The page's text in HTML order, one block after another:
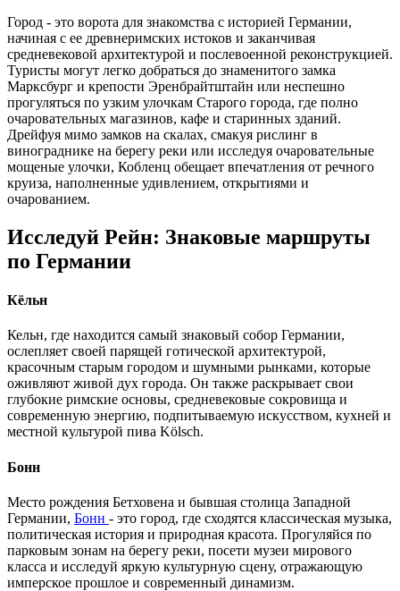
Город - это ворота для знакомства с историей Германии,
начиная с ее древнеримских истоков и заканчивая
средневековой архитектурой и послевоенной реконструкцией.
Туристы могут легко добраться до знаменитого замка
Марксбург и крепости Эренбрайтштайн или неспешно
прогуляться по узким улочкам Старого города, где полно
очаровательных магазинов, кафе и старинных зданий.
Дрейфуя мимо замков на скалах, смакуя рислинг в
винограднике на берегу реки или исследуя очаровательные
мощеные улочки, Кобленц обещает впечатления от речного
круиза, наполненные удивлением, открытиями и
очарованием.
Исследуй Рейн: Знаковые маршруты
по Германии
Кёльн
Кельн, где находится самый знаковый собор Германии,
ослепляет своей парящей готической архитектурой,
красочным старым городом и шумными рынками, которые
оживляют живой дух города. Он также раскрывает свои
глубокие римские основы, средневековые сокровища и
современную энергию, подпитываемую искусством, кухней и
местной культурой пива Kölsch.
Бонн
Место рождения Бетховена и бывшая столица Западной
Германии, Бонн - это город, где сходятся классическая музыка,
политическая история и природная красота. Прогуляйся по
парковым зонам на берегу реки, посети музеи мирового
класса и исследуй яркую культурную сцену, отражающую
имперское прошлое и современный динамизм.